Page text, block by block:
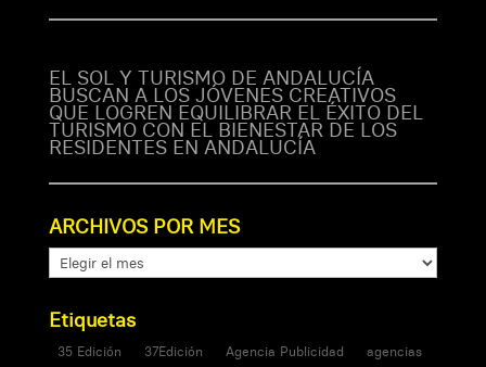
EL SOL Y TURISMO DE ANDALUCÍA
BUSCAN A LOS JÓVENES CREATIVOS
QUE LOGREN EQUILIBRAR EL ÉXITO DEL
TURISMO CON EL BIENESTAR DE LOS
RESIDENTES EN ANDALUCÍA
ARCHIVOS POR MES
ARCHIVOS
POR
Etiquetas
35 Edición 37Edición Agencia Publicidad
agencias